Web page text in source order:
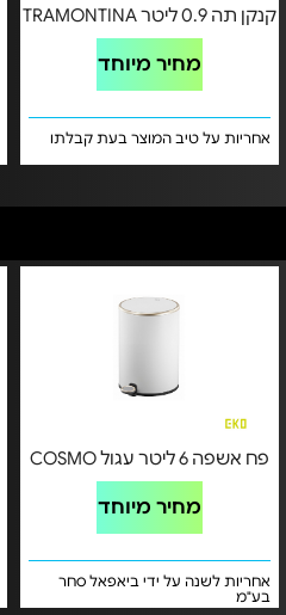
קנקן תה 0.9 ליטר TRAMONTINA
מחיר מיוחד
אחריות על טיב המוצר בעת קבלתו
פח אשפה 6 ליטר עגול COSMO
מחיר מיוחד
אחריות לשנה על ידי ביאפאל סחר
בע"מ